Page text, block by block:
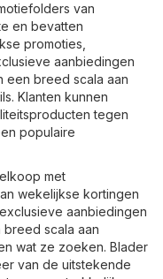
van
en bevatten
promoties,
aanbiedingen
een breed scala aan
Klanten kunnen
tegen
populaire
met
wekelijkse kortingen
aanbiedingen
scala aan
wat ze zoeken. Blader
van de uitstekende